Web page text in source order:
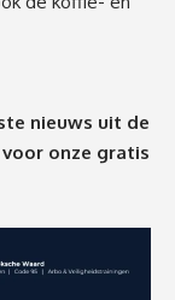
nieuws uit de
voor onze gratis